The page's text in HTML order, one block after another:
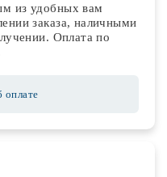
из удобных вам
заказа, наличными
Оплата по
оплате